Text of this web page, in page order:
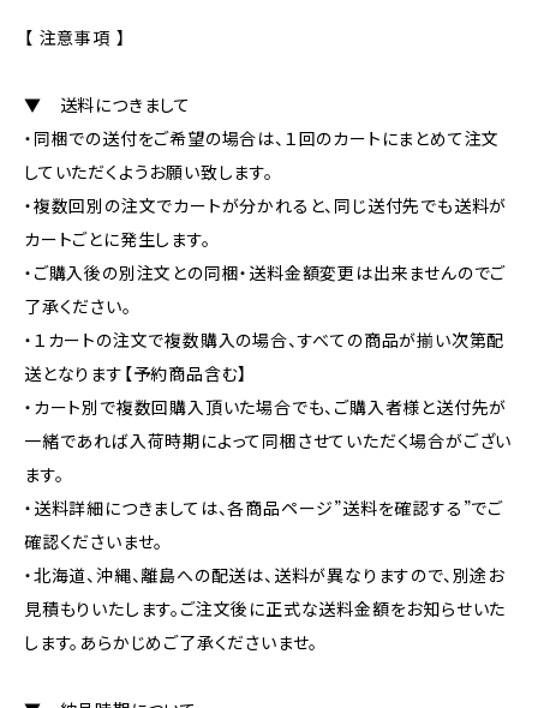
【 注意事項 】
▼ 送料につきまして
・同梱での送付をご希望の場合は、１回のカートにまとめて注文
していただくようお願い致します。
・複数回別の注文でカートが分かれると、同じ送付先でも送料が
カートごとに発生します。
・ご購入後の別注文との同梱・送料金額変更は出来ませんのでご
了承ください。
・１カートの注文で複数購入の場合、すべての商品が揃い次第配
送となります【予約商品含む】
・カート別で複数回購入頂いた場合でも、ご購入者様と送付先が
一緒であれば入荷時期によって同梱させていただく場合がござい
ます。
・送料詳細につきましては、各商品ページ”送料を確認する”でご
確認くださいませ。
・北海道、沖縄、離島への配送は、送料が異なりますので、別途お
見積もりいたします。ご注文後に正式な送料金額をお知らせいた
します。あらかじめご了承くださいませ。